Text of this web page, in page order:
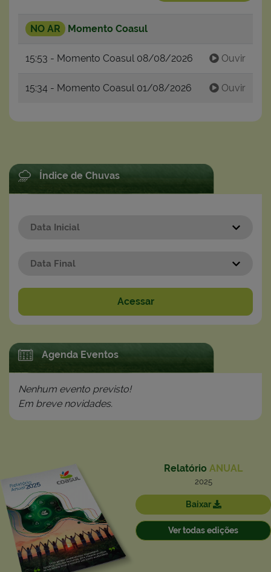
NO AR Momento Coasul
Ouvir
15:53 - Momento Coasul 08/08/2026
Ouvir
15:34 - Momento Coasul 01/08/2026
Índice de Chuvas
Acessar
Agenda Eventos
Nenhum evento previsto!
Em breve novidades.
Relatório ANUAL
2025
Baixar
Ver todas edições